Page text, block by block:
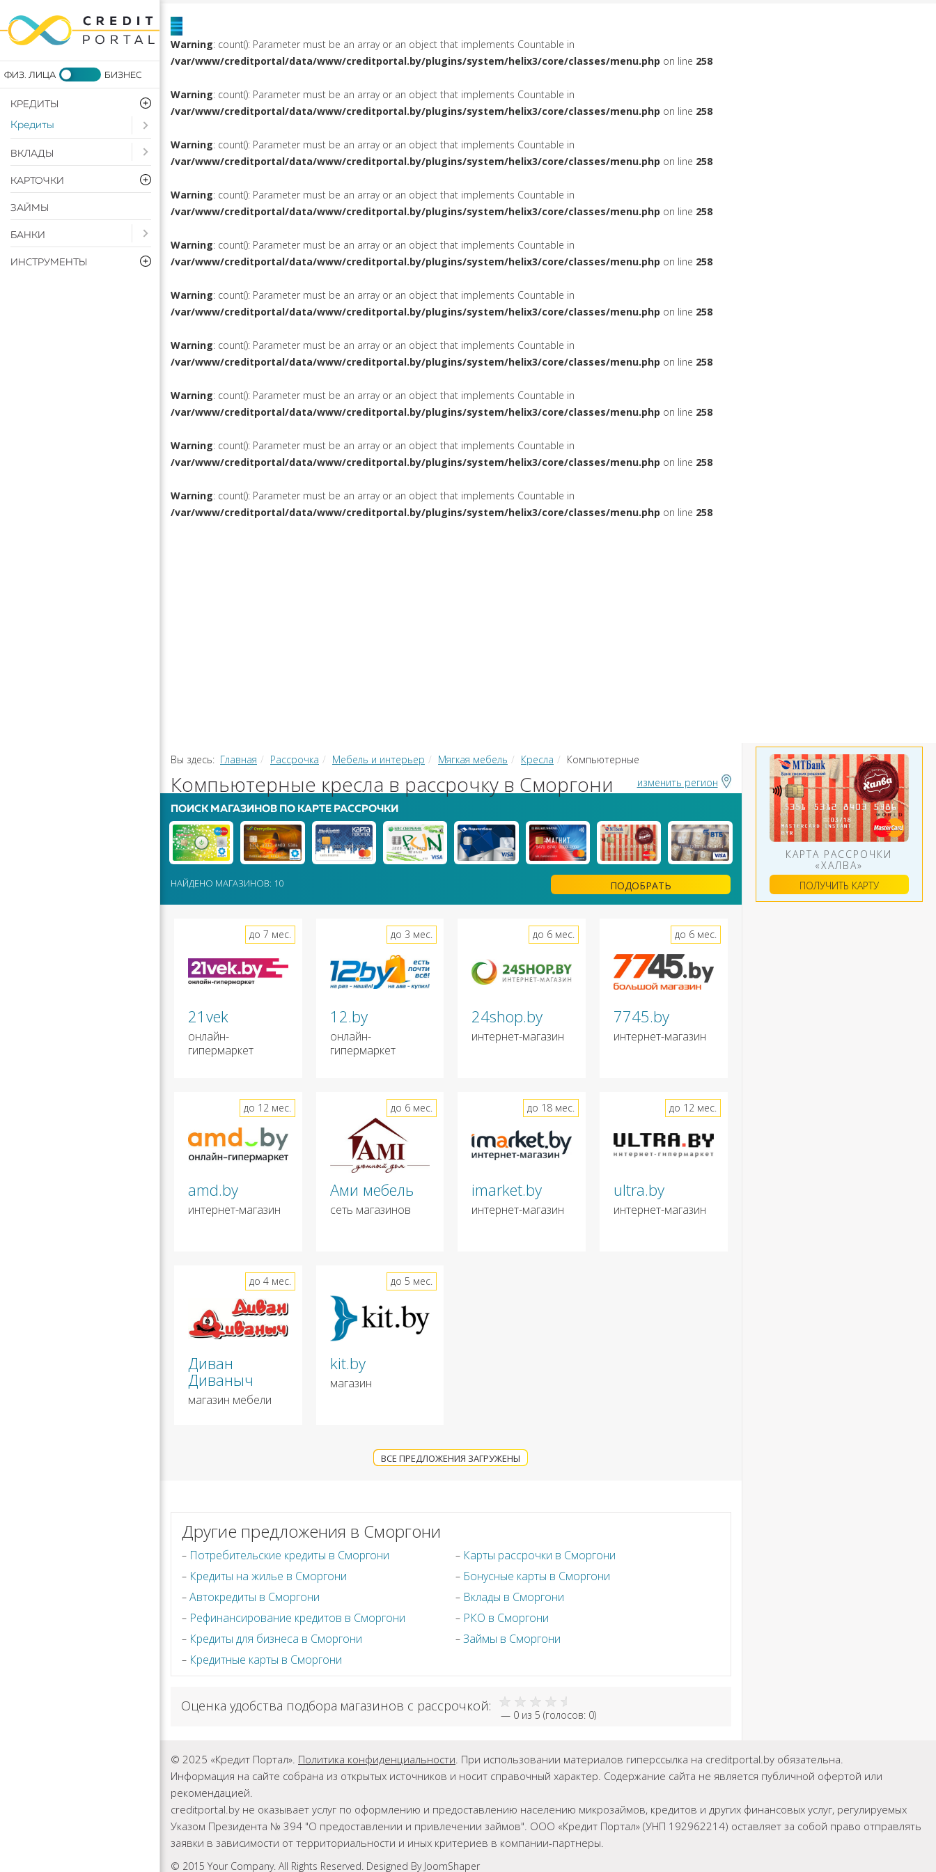
КРЕДИТЫ
Open submenu ( Кредиты)
Кредиты
Open submenu ( Вклады)
ВКЛАДЫ
КАРТОЧКИ
ЗАЙМЫ
Open submenu ( Банки)
БАНКИ
ИНСТРУМЕНТЫ
Warning: count(): Parameter must be an array or an object that implements Countable in
/var/www/creditportal/data/www/creditportal.by/plugins/system/helix3/core/classes/menu.php on line 258
Warning: count(): Parameter must be an array or an object that implements Countable in
/var/www/creditportal/data/www/creditportal.by/plugins/system/helix3/core/classes/menu.php on line 258
Warning: count(): Parameter must be an array or an object that implements Countable in
/var/www/creditportal/data/www/creditportal.by/plugins/system/helix3/core/classes/menu.php on line 258
Warning: count(): Parameter must be an array or an object that implements Countable in
/var/www/creditportal/data/www/creditportal.by/plugins/system/helix3/core/classes/menu.php on line 258
Warning: count(): Parameter must be an array or an object that implements Countable in
/var/www/creditportal/data/www/creditportal.by/plugins/system/helix3/core/classes/menu.php on line 258
Warning: count(): Parameter must be an array or an object that implements Countable in
/var/www/creditportal/data/www/creditportal.by/plugins/system/helix3/core/classes/menu.php on line 258
Warning: count(): Parameter must be an array or an object that implements Countable in
/var/www/creditportal/data/www/creditportal.by/plugins/system/helix3/core/classes/menu.php on line 258
Warning: count(): Parameter must be an array or an object that implements Countable in
/var/www/creditportal/data/www/creditportal.by/plugins/system/helix3/core/classes/menu.php on line 258
Warning: count(): Parameter must be an array or an object that implements Countable in
/var/www/creditportal/data/www/creditportal.by/plugins/system/helix3/core/classes/menu.php on line 258
Warning: count(): Parameter must be an array or an object that implements Countable in
/var/www/creditportal/data/www/creditportal.by/plugins/system/helix3/core/classes/menu.php on line 258
Вы здесь: Главная Рассрочка Мебель и интерьер Мягкая мебель Кресла Компьютерные
Компьютерные кресла в рассрочку в Сморгони изменить регион
ПОИСК МАГАЗИНОВ ПО КАРТЕ РАССРОЧКИ
НАЙДЕНО МАГАЗИНОВ: 10 ПОДОБРАТЬ
21vek
онлайн-
гипермаркет
до 7 мес.
12.by
онлайн-
гипермаркет
до 3 мес.
24shop.by
интернет-магазин
до 6 мес.
7745.by
интернет-магазин
до 6 мес.
amd.by
интернет-магазин
до 12 мес.
Ами мебель
сеть магазинов
до 6 мес.
imarket.by
интернет-магазин
до 18 мес.
ultra.by
интернет-магазин
до 12 мес.
Диван
Диваныч
магазин мебели
до 4 мес.
kit.by
магазин
до 5 мес.
ВСЕ ПРЕДЛОЖЕНИЯ ЗАГРУЖЕНЫ
Другие предложения в Сморгони
Потребительские кредиты в Сморгони
Кредиты на жилье в Сморгони
Автокредиты в Сморгони
Рефинансирование кредитов в Сморгони
Кредиты для бизнеса в Сморгони
Кредитные карты в Сморгони
Карты рассрочки в Сморгони
Бонусные карты в Сморгони
Вклады в Сморгони
РКО в Сморгони
Займы в Сморгони
Оценка удобства подбора магазинов с рассрочкой:
— 0 из 5 (голосов: 0)
КАРТА РАССРОЧКИ
«ХАЛВА»
ПОЛУЧИТЬ КАРТУ
© 2025 «Кредит Портал». Политика конфиденциальности. При использовании материалов гиперссылка на creditportal.by обязательна.
Информация на сайте собрана из открытых источников и носит справочный характер. Содержание сайта не является публичной офертой или
рекомендацией.
creditportal.by не оказывает услуг по оформлению и предоставлению населению микрозаймов, кредитов и других финансовых услуг, регулируемых
Указом Президента № 394 "О предоставлении и привлечении займов". ООО «Кредит Портал» (УНП 192962214) оставляет за собой право отправлять
заявки в зависимости от территориальности и иных критериев в компании-партнеры.
© 2015 Your Company. All Rights Reserved. Designed By JoomShaper